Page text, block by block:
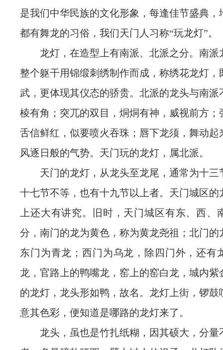
是我们中华民族的文化形象，每逢佳节盛典，
都有舞龙的习俗，我们天门人习称“玩龙灯”。
龙灯，在造型上有南派、北派之分。南派
整个躯干用锦缎刺绣制作而成，称绣花龙灯，
武，更体现其仪态的骄贵。北派的龙头与南派
棱有角；突兀的双目，烔烔有神，威视前方；
舌信鲜红，似要喷火吞珠；唇下龙须，舞动起
风逐日般的气势。天门玩的龙灯，属北派。
天门的龙灯，从龙头至龙尾，通常为十三
十七节不等，也有十九节以上者。天门城区的
上还大有讲究。旧时，天门城区有东、西、
分，南门的龙为黄色，称为黄龙尧祖；北门的
东门为青龙；西门为乌龙，除四门外，还有
龙，官路上的鸭嘴龙，窑上的窑白龙，城内紫
的龙灯，龙头形如鸭，故名。龙灯上街，锣鼓
意其色彩，便知道是哪路的龙灯来了。
龙头，虽也是竹扎纸糊，因其硕大，分量